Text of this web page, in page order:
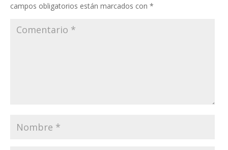
campos obligatorios están marcados con *